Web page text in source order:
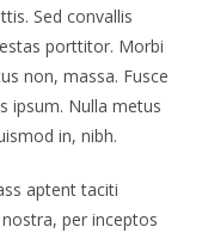
Sed convallis
porttitor. Morbi
non, massa. Fusce
ipsum. Nulla metus
in, nibh.
aptent taciti
per inceptos